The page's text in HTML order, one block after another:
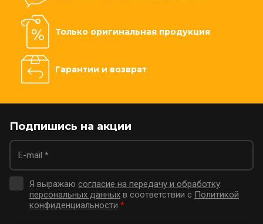
Только оригинальная продукция
Гарантии и возврат
Подпишись на акции
Я выражаю согласие на передачу и обработку
персональных данных в соответствии с Политикой
конфиденциальности *